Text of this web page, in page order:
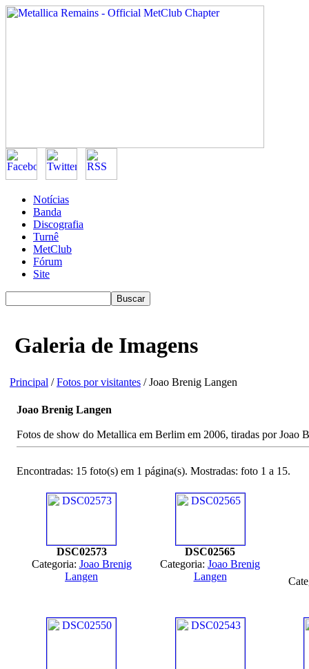
Notícias
Banda
Discografia
Turnê
MetClub
Fórum
Site
Galeria de Imagens
Principal /Fotos por visitantes / Joao Brenig Langen
Joao Brenig Langen
Fotos de show do Metallica em Berlim em 2006, tiradas por Joao
Encontradas: 15 foto(s) em 1 página(s). Mostradas: foto 1 a 15.
DSC02573
Categoria: Joao Brenig
Langen
DSC02565
Categoria: Joao Brenig
Langen